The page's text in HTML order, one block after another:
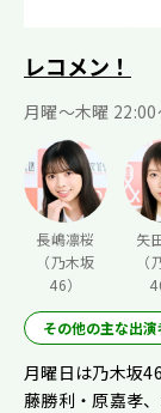
レコメン！
月曜〜木曜
長嶋凛桜
（乃木坂
46）
矢
（
その他の主な出演
月曜日は乃木坂
藤勝利・原嘉孝